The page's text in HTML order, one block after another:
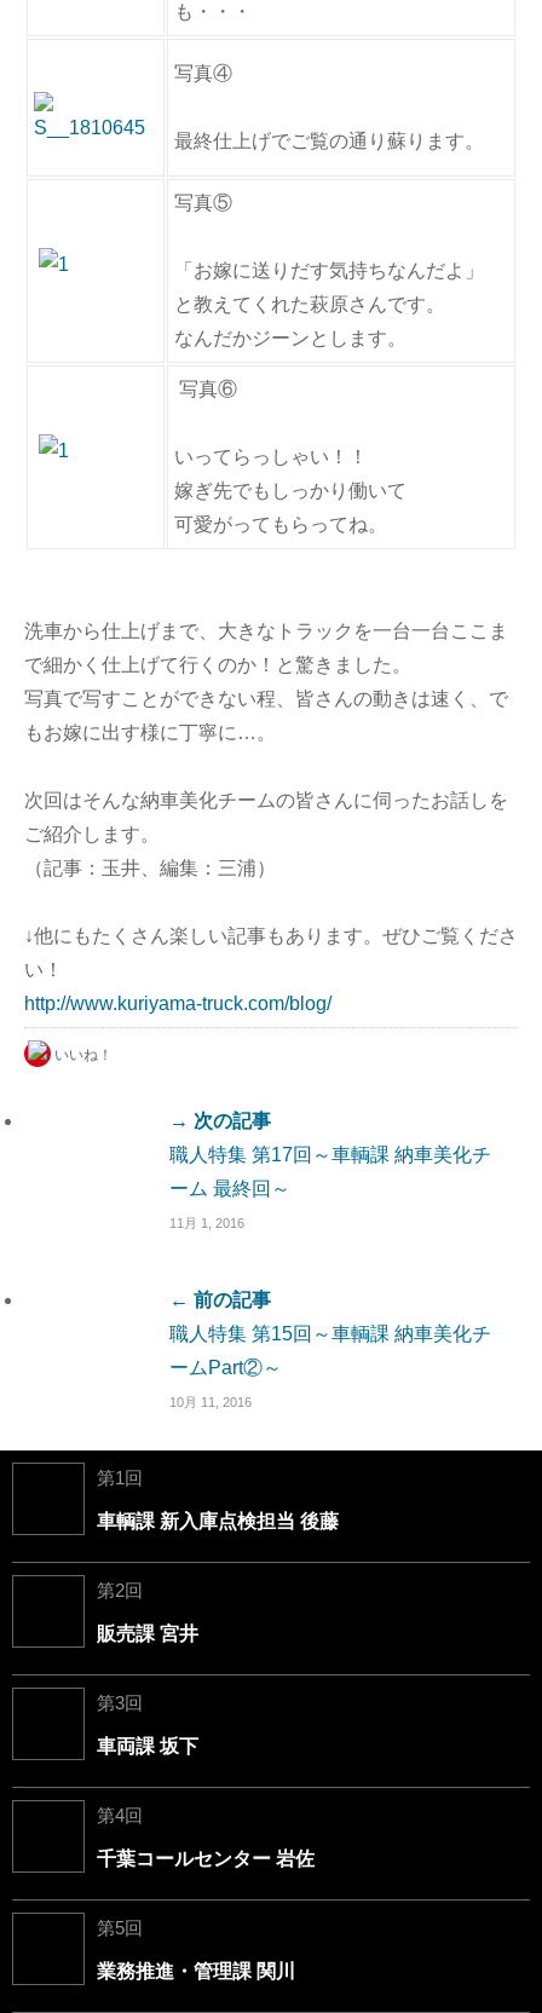
も・・・
写真④
最終仕上げでご覧の通り蘇ります。
写真⑤
「お嫁に送りだす気持ちなんだよ」
と教えてくれた萩原さんです。
なんだかジーンとします。
写真⑥
いってらっしゃい！！
嫁ぎ先でもしっかり働いて
可愛がってもらってね。
洗車から仕上げまで、大きなトラックを一台一台ここま
で細かく仕上げて行くのか！と驚きました。
写真で写すことができない程、皆さんの動きは速く、で
もお嫁に出す様に丁寧に…。
次回はそんな納車美化チームの皆さんに伺ったお話しを
ご紹介します。
（記事：玉井、編集：三浦）
↓他にもたくさん楽しい記事もあります。ぜひご覧くださ
い！
http://www.kuriyama-truck.com/blog/
いいね！
→ 次の記事
職人特集 第17回～車輌課 納車美化チ
ーム 最終回～
11月 1, 2016
← 前の記事
職人特集 第15回～車輌課 納車美化チ
ームPart②～
10月 11, 2016
第1回
車輌課 新入庫点検担当 後藤
第2回
販売課 宮井
第3回
車両課 坂下
第4回
千葉コールセンター 岩佐
第5回
業務推進・管理課 関川